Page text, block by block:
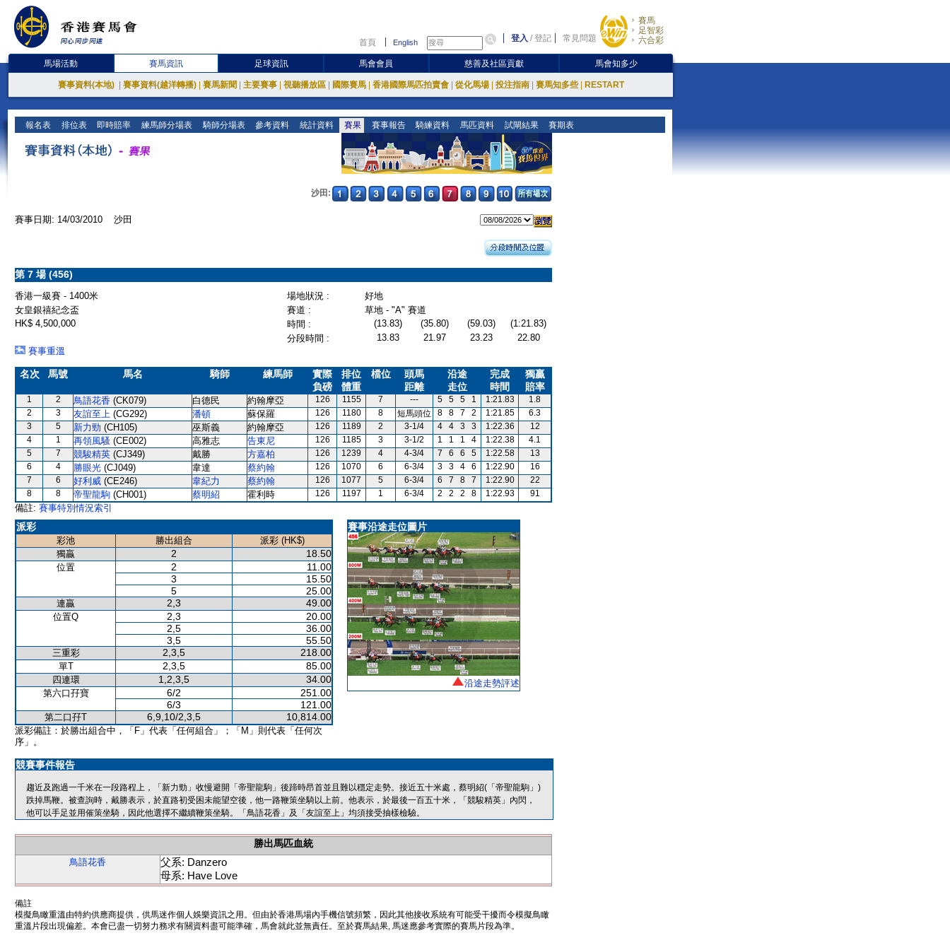
首頁 English 登入 /登記 常見問題
賽馬
足智彩
六合彩
馬場活動 賽馬資訊 足球資訊 馬會會員 慈善及社區貢獻 馬會知多少
賽事資料(本地) 賽事資料(越洋轉播) 賽馬新聞 主要賽事 視聽播放區 國際賽馬 香港國際馬匹拍賣會 從化馬場 投注指南 賽馬知多些 RESTART
報名表 排位表 即時賠率 練馬師分場表 騎師分場表 參考資料 統計資料 賽果 賽事報告 騎練資料 馬匹資料 試閘結果 賽期表
沙田:
賽事日期: 14/03/2010 沙田
第 7 場 (456)
香港一級賽 - 1400米 場地狀況 :
好地
女皇銀禧紀念盃
賽道 :
草地 - "A" 賽道
HK$ 4,500,000
時間 : (13.83) (35.80) (59.03)
(1:21.83)
分段時間 :
13.83 21.97 23.23
22.80
賽事重溫
名次 馬號 馬名 騎師 練馬師
實際
負磅
排位
體重
檔位
頭馬
距離
沿途
走位
完成
時間
獨贏
賠率
1 2 鳥語花香 (CK079) 白德民 約翰摩亞 126 1155 7 --- 5 5 5 1 1:21.83
1.8
2
3 友誼至上 (CG292) 潘頓 蘇保羅 126 1180 8 短馬頭位 8 8 7 2 1:21.85
6.3
3
5 新力勁 (CH105) 巫斯義 約翰摩亞 126 1189 2 3-1/4 4 4 3 3 1:22.36
12
4
1 再領風騷 (CE002) 高雅志 告東尼 126 1185 3 3-1/2 1 1 1 4 1:22.38
4.1
5
7 競駿精英 (CJ349) 戴勝 方嘉柏 126 1239 4 4-3/4 7 6 6 5 1:22.58
13
6
4 勝眼光 (CJ049) 韋達 蔡約翰 126 1070 6 6-3/4 3 3 4 6 1:22.90
16
7
6 好利威 (CE246) 韋紀力 蔡約翰 126 1077 5 6-3/4 6 7 8 7 1:22.90
22
8
8 帝聖龍駒 (CH001) 蔡明紹 霍利時 126 1197 1 6-3/4 2 2 2 8 1:22.93 91
備註: 賽事特別情況索引
派彩
彩池 勝出組合
派彩 (HK$)
獨贏
2 18.50
位置 2
11.00
3
15.50
5
25.00
連贏 2,3 49.00
位置Q 2,3
20.00
2,5
36.00
3,5
55.50
三重彩 2,3,5 218.00
單T 2,3,5 85.00
四連環 1,2,3,5 34.00
第六口孖寶 6/2
251.00
6/3
121.00
第二口孖T 6,9,10/2,3,5 10,814.00
派彩備註：於勝出組合中，「F」代表「任何組合」；「M」則代表「任何次
序」。
賽事沿途走位圖片
沿途走勢評述
競賽事件報告
趨近及跑過一千米在一段路程上，「新力勁」收慢避開「帝聖龍駒」後蹄時昂首並且難以穩定走勢。接近五十米處，蔡明紹(「帝聖龍駒」)
跌掉馬鞭。被查詢時，戴勝表示，於直路初受困未能望空後，他一路鞭策坐騎以上前。他表示，於最後一百五十米，「競駿精英」內閃，
他可以手足並用催策坐騎，因此他選擇不繼續鞭策坐騎。「鳥語花香」及「友誼至上」均須接受抽樣檢驗。
勝出馬匹血統
鳥語花香
父系: Danzero
母系: Have Love
備註
模擬鳥瞰重溫由特約供應商提供，供馬迷作個人娛樂資訊之用。但由於香港馬場內手機信號頻繁，因此其他接收系統有可能受干擾而令模擬鳥瞰
重溫片段出現偏差。本會已盡一切努力務求有關資料盡可能準確，馬會就此並無責任。至於賽馬結果, 馬迷應參考實際的賽馬片段為準。